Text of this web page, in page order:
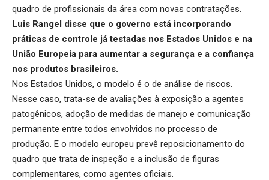
quadro de profissionais da área com novas contratações.
Luis Rangel disse que o governo está incorporando
práticas de controle já testadas nos Estados Unidos e na
União Europeia para aumentar a segurança e a confiança
nos produtos brasileiros.
Nos Estados Unidos, o modelo é o de análise de riscos.
Nesse caso, trata-se de avaliações à exposição a agentes
patogênicos, adoção de medidas de manejo e comunicação
permanente entre todos envolvidos no processo de
produção. E o modelo europeu prevê reposicionamento do
quadro que trata de inspeção e a inclusão de figuras
complementares, como agentes oficiais.